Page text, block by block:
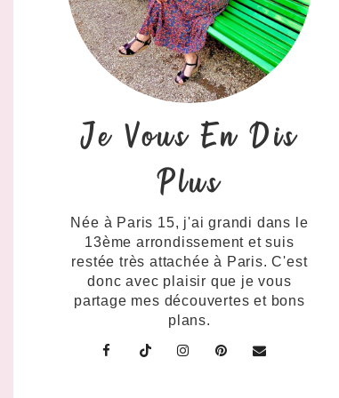
Je Vous En Dis
Plus
Née à Paris 15, j'ai grandi dans le
13ème arrondissement et suis
restée très attachée à Paris. C'est
donc avec plaisir que je vous
partage mes découvertes et bons
plans.